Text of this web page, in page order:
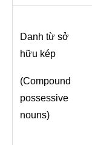
Danh từ sở
hữu kép
(Compound
possessive
nouns)